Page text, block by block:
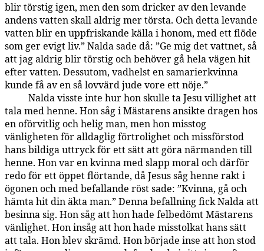
blir törstig igen, men den som dricker av den levande
andens vatten skall aldrig mer törsta. Och detta levande
vatten blir en uppfriskande källa i honom, med ett flöde
som ger evigt liv.” Nalda sade då: ”Ge mig det vattnet, så
att jag aldrig blir törstig och behöver gå hela vägen hit
efter vatten. Dessutom, vadhelst en samarierkvinna
kunde få av en så lovvärd jude vore ett nöje.”
Nalda visste inte hur hon skulle ta Jesu villighet att
tala med henne. Hon såg i Mästarens ansikte dragen hos
en oförvitlig och helig man, men hon misstog
vänligheten för alldaglig förtrolighet och missförstod
hans bildiga uttryck för ett sätt att göra närmanden till
henne. Hon var en kvinna med slapp moral och därför
redo för ett öppet flörtande, då Jesus såg henne rakt i
ögonen och med befallande röst sade: ”Kvinna, gå och
hämta hit din äkta man.” Denna befallning fick Nalda att
besinna sig. Hon såg att hon hade felbedömt Mästarens
vänlighet. Hon insåg att hon hade misstolkat hans sätt
att tala. Hon blev skrämd. Hon började inse att hon stod